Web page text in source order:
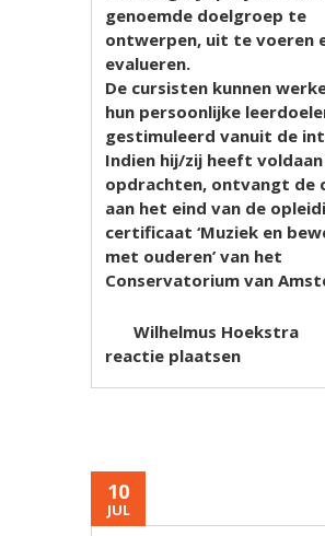
genoemde doelgroep te
ontwerpen, uit te voeren
evalueren.
De cursisten kunnen
hun persoonlijke
gestimuleerd vanuit de
Indien hij/zij heeft voldaan
opdrachten, ontvangt de
aan het eind van de
certificaat ‘Muziek en
met ouderen’ van het
Conservatorium van
Wilhelmus Hoekstra
reactie plaatsen
10
JUL